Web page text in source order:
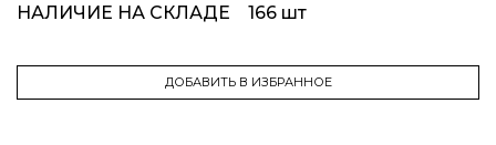
НАЛИЧИЕ НА СКЛАДЕ 166 шт
ДОБАВИТЬ В ИЗБРАННОЕ